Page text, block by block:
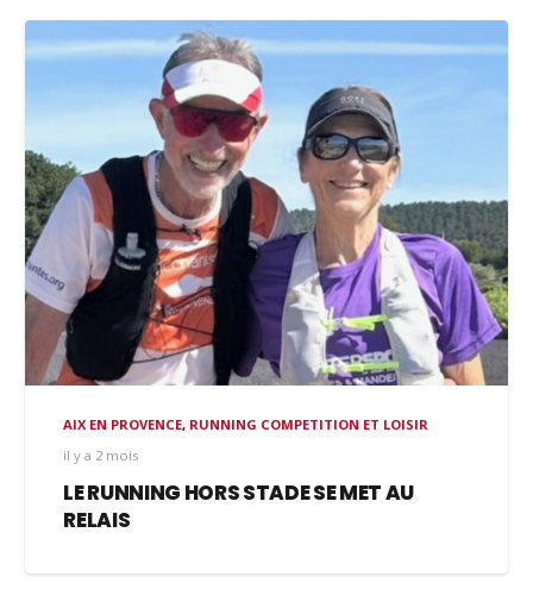
AIX EN PROVENCE, RUNNING COMPETITION ET LOISIR
il y a 2 mois
LE RUNNING HORS STADE SE MET AU
RELAIS